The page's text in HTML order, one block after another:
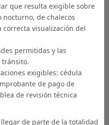
que resulta exigible sobre
de chalecos
visualización del
permitidas y las
tránsito.
exigibles: cédula
de pago de
de revisión técnica
de parte de la totalidad